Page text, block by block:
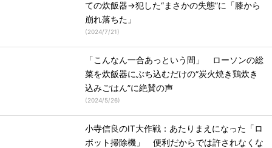
ての炊飯器→犯した“まさかの失態”に「膝から
崩れ落ちた」
(2024/7/21)
「こんなん一合あっという間」 ローソンの総
菜を炊飯器にぶち込むだけの“炭火焼き鶏炊き
込みごはん”に絶賛の声
(2024/5/26)
小寺信良のIT大作戦：あたりまえになった「ロ
ボット掃除機」 便利だからでは許されなくな